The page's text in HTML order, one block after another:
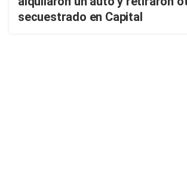
secuestrado en Capital